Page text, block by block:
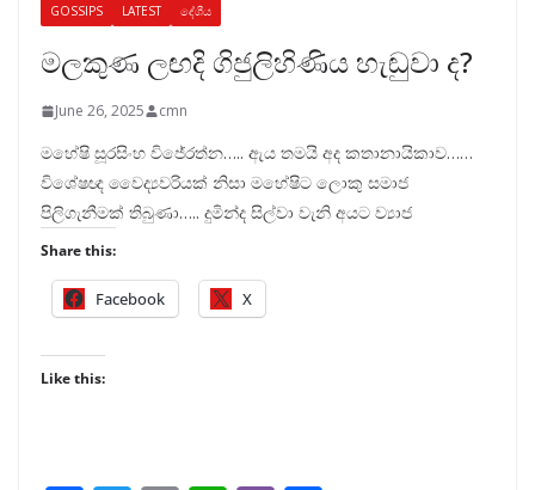
GOSSIPS LATEST දේශීය
මලකුණ ලඟදි ගිජුලිහිණිය හැඬුවා ද?
June 26, 2025 cmn
මහේෂි සූරසිංහ විජේරත්න….. ඇය තමයි අද කතානායිකාව……
විශේෂඥ වෛද්‍යවරියක් නිසා මහේෂිට ලොකු සමාජ
පිලිගැනීමක් තිබුණා….. දුමින්ද සිල්වා වැනි අයට ව්‍යාජ
Share this:
Facebook X
Like this: